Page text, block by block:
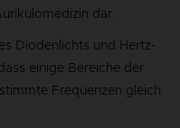
dar.
Diodenlichts und Hertz-
einige Bereiche der
Frequenzen gleich